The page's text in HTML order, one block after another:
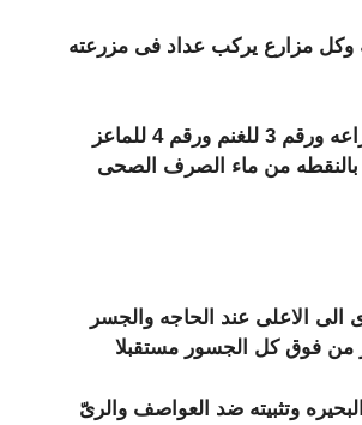
وكل مزارع يركب عداد فى مزرعته
7- تخصص الاراضى القريبه من البحيره رقم واحد طريق سيارات للخدمه ورقم 2 للزراعه ورقم 3 للغنم ورقم 4 للماعز
والرى بالنقطه من ماء الصرف الصحى
الاعلى عند الحاجه والجسر
من فوق كل الجسور مستقبلا
وتثبيته ضد العواصف والرىّ